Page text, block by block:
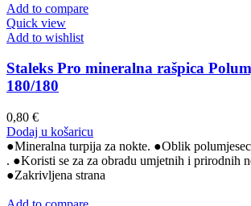
Add to compare
Quick view
Add to wishlist
Staleks Pro mineralna rašpica
180/180
0,80 €
Dodaj u košaricu
●Mineralna turpija za nokte. ●Oblik
. ●Koristi se za za obradu umjetnih i prirodnih
●Zakrivljena strana